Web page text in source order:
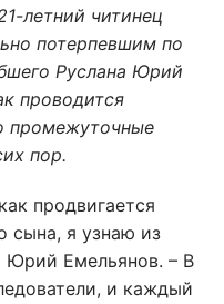
летний читинец
потерпевшим по
Руслана Юрий
проводится
промежуточные
пор.
продвигается
сына, я узнаю из
Юрий Емельянов. – В
и каждый